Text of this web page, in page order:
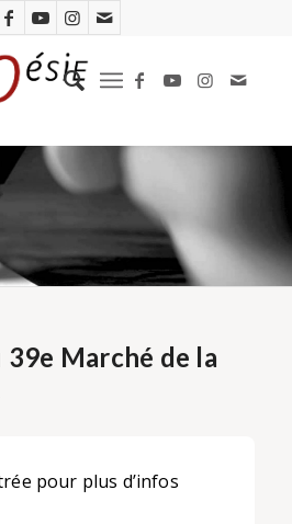
39e Marché de la
pour plus d’infos